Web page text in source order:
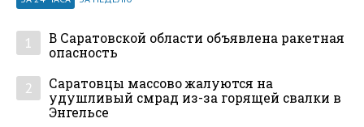
1
В Саратовской области объявлена ракетная
опасность
2
Саратовцы массово жалуются на
удушливый смрад из-за горящей свалки в
Энгельсе